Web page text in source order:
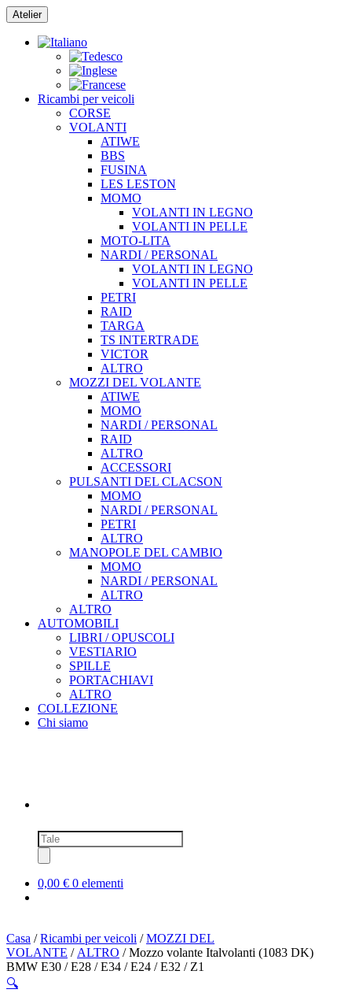
Vai
al
contenuto
Atelier
Ricambi per veicoli
CORSE
VOLANTI
ATIWE
BBS
FUSINA
LES LESTON
MOMO
VOLANTI IN LEGNO
VOLANTI IN PELLE
MOTO-LITA
NARDI / PERSONAL
VOLANTI IN LEGNO
VOLANTI IN PELLE
PETRI
RAID
TARGA
TS INTERTRADE
VICTOR
ALTRO
MOZZI DEL VOLANTE
ATIWE
MOMO
NARDI / PERSONAL
RAID
ALTRO
ACCESSORI
PULSANTI DEL CLACSON
MOMO
NARDI / PERSONAL
PETRI
ALTRO
MANOPOLE DEL CAMBIO
MOMO
NARDI / PERSONAL
ALTRO
ALTRO
AUTOMOBILI
LIBRI / OPUSCOLI
VESTIARIO
SPILLE
PORTACHIAVI
ALTRO
COLLEZIONE
Chi siamo
Ricerca
prodotti
0,00 € 0 elementi
Casa /Ricambi per veicoli /MOZZI DEL
VOLANTE / ALTRO / Mozzo volante Italvolanti (1083 DK)
BMW E30 / E28 / E34 / E24 / E32 / Z1
🔍